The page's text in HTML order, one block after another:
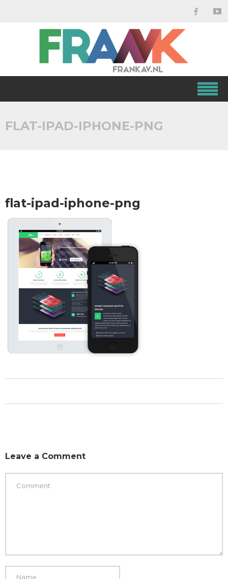
FLAT-IPAD-IPHONE-PNG
flat-ipad-iphone-png
Leave a Comment